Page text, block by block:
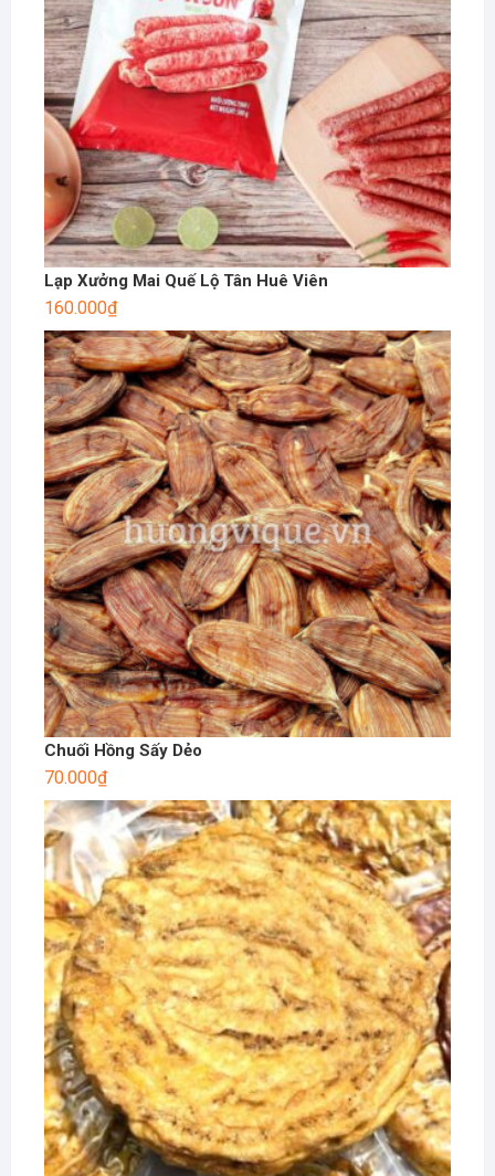
Lạp Xưởng Mai Quế Lộ Tân Huê Viên
160.000₫
Chuối Hồng Sấy Dẻo
70.000₫